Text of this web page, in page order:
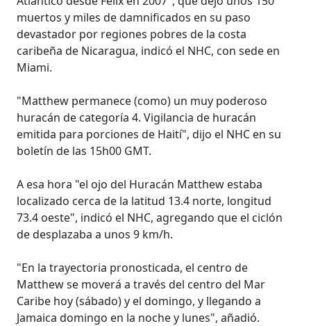
muertos y miles de damnificados en su paso
devastador por regiones pobres de la costa
caribeña de Nicaragua, indicó el NHC, con sede en
Miami.
"Matthew permanece (como) un muy poderoso
huracán de categoría 4. Vigilancia de huracán
emitida para porciones de Haití", dijo el NHC en su
boletín de las 15h00 GMT.
A esa hora "el ojo del Huracán Matthew estaba
localizado cerca de la latitud 13.4 norte, longitud
73.4 oeste", indicó el NHC, agregando que el ciclón
de desplazaba a unos 9 km/h.
"En la trayectoria pronosticada, el centro de
Matthew se moverá a través del centro del Mar
Caribe hoy (sábado) y el domingo, y llegando a
Jamaica domingo en la noche y lunes", añadió.